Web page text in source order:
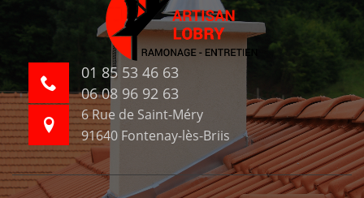
01 85 53 46 63
06 08 96 92 63
6 Rue de Saint-Méry
91640 Fontenay-lès-Briis